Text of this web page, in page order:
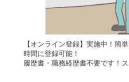
【オンライン登録】実施中！簡
時間に登録可能！
履歴書・職務経歴書不要です！ス